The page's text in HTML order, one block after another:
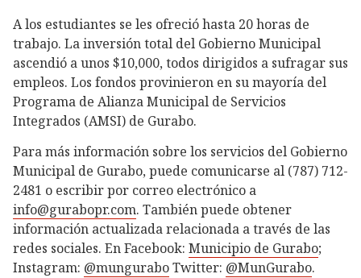
A los estudiantes se les ofreció hasta 20 horas de
trabajo. La inversión total del Gobierno Municipal
ascendió a unos $10,000, todos dirigidos a sufragar sus
empleos. Los fondos provinieron en su mayoría del
Programa de Alianza Municipal de Servicios
Integrados (AMSI) de Gurabo.
Para más información sobre los servicios del Gobierno
Municipal de Gurabo, puede comunicarse al (787) 712-
2481 o escribir por correo electrónico a
info@gurabopr.com. También puede obtener
información actualizada relacionada a través de las
redes sociales. En Facebook: Municipio de Gurabo;
Instagram: @munguraboTwitter: @MunGurabo.